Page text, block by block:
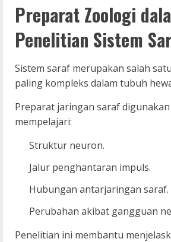
Preparat Zoologi
Penelitian Sistem
Sistem saraf merupakan salah
paling kompleks dalam tubuh
Preparat jaringan saraf
mempelajari:
Struktur neuron.
Jalur penghantaran impuls.
Hubungan antarjaringan saraf.
Perubahan akibat gangguan
Penelitian ini membantu